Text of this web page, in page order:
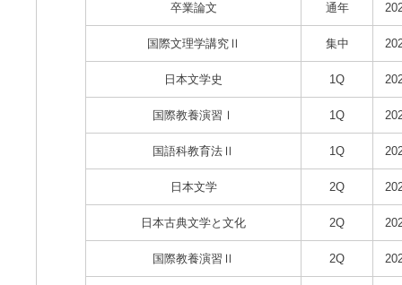
卒業論文 通年
国際文理学講究Ⅱ 集中
日本文学史 1Q
国際教養演習Ⅰ 1Q
国語科教育法Ⅱ 1Q
日本文学 2Q
日本古典文学と文化 2Q
国際教養演習Ⅱ 2Q